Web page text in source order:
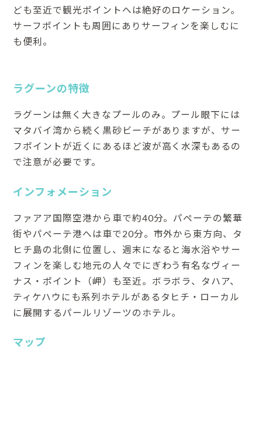
ども至近で観光ポイントへは絶好のロケーション。
サーフポイントも周囲にありサーフィンを楽しむに
も便利。
ラグーンの特徴
ラグーンは無く大きなプールのみ。プール眼下には
マタバイ湾から続く黒砂ビーチがありますが、サー
フポイントが近くにあるほど波が高く水深もあるの
で注意が必要です。
インフォメーション
ファアア国際空港から車で約40分。パペーテの繁華
街やパペーテ港へは車で20分。市外から東方向、タ
ヒチ島の北側に位置し、週末になると海水浴やサー
フィンを楽しむ地元の人々でにぎわう有名なヴィー
ナス・ポイント（岬）も至近。ボラボラ、タハア、
ティケハウにも系列ホテルがあるタヒチ・ローカル
に展開するパールリゾーツのホテル。
マップ